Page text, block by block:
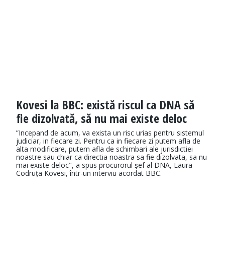
Kovesi la BBC: există riscul ca DNA să
fie dizolvată, să nu mai existe deloc
”Incepand de acum, va exista un risc urias pentru sistemul
judiciar, in fiecare zi. Pentru ca in fiecare zi putem afla de
alta modificare, putem afla de schimbari ale jurisdictiei
noastre sau chiar ca directia noastra sa fie dizolvata, sa nu
mai existe deloc", a spus procurorul șef al DNA, Laura
Codruța Kovesi, într-un interviu acordat BBC.